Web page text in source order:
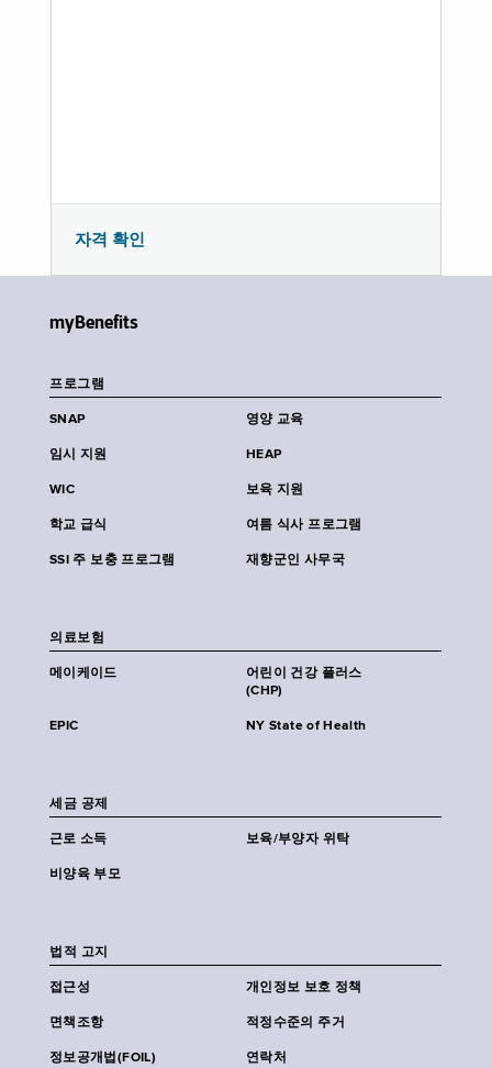
자격 확인
myBenefits
프로그램
SNAP 영양 교육
임시 지원 HEAP
WIC 보육 지원
학교 급식 여름 식사 프로그램
SSI 주 보충 프로그램 재향군인 사무국
의료보험
메이케이드
어린이 건강 플러스
(CHP)
EPIC NY State of Health
세금 공제
근로 소득 보육/부양자 위탁
비양육 부모
법적 고지
접근성 개인정보 보호 정책
면책조항 적정수준의 주거
정보공개법(FOIL) 연락처